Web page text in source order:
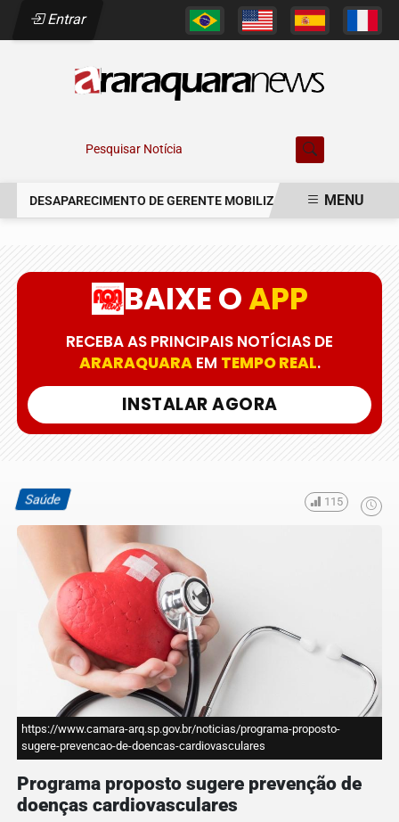
Entrar
Pesquisar Notícia
DESAPARECIMENTO DE GERENTE MOBILIZA AUTORIDADES EM
MENU
BAIXE OAPP
RECEBA AS PRINCIPAIS NOTÍCIAS DE
ARARAQUARAEM TEMPO REAL.
INSTALAR AGORA
Saúde 115
https://www.camara-arq.sp.gov.br/noticias/programa-proposto-
sugere-prevencao-de-doencas-cardiovasculares
Programa proposto sugere prevenção de
doenças cardiovasculares